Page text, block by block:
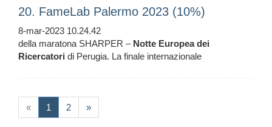
20. FameLab Palermo 2023 (10%)
8-mar-2023 10.24.42
della maratona SHARPER – Notte Europea dei
Ricercatori di Perugia. La finale internazionale
« 1 (current)
2 »